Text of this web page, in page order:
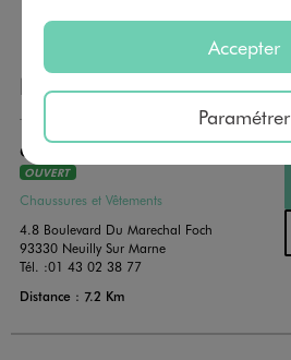
NOS AUTRES MAGASINS
GEMO NEUILLY SUR MARNE
OUVERT
Chaussures et Vêtements
4.8 Boulevard Du Marechal Foch
93330 Neuilly Sur Marne
Tél. :01 43 02 38 77
Distance : 7.2 Km
Accepter
Paramétrer